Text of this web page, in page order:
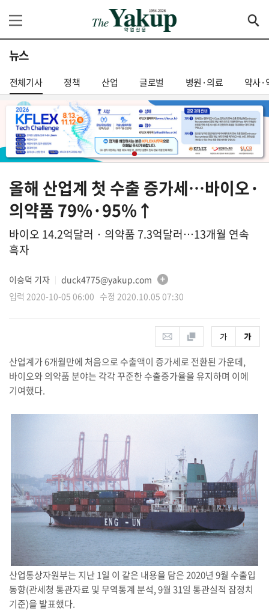
뉴스
전체기사 정책 산업 글로벌 병원·의료 약사·
올해 산업계 첫 수출 증가세…바이오·
의약품 79%·95%↑
바이오 14.2억달러 · 의약품 7.3억달러…13개월 연속
흑자
이승덕 기자
duck4775@yakup.com
입력 2020-10-05 06:00 수정 2020.10.05 07:30
산업계가 6개월만에 처음으로 수출액이 증가세로 전환된 가운데,
바이오와 의약품 분야는 각각 꾸준한 수출증가율을 유지하며 이에
기여했다.
산업통상자원부는 지난 1일 이 같은 내용을 담은 2020년 9월 수출입
동향(관세청 통관자료 및 무역통계 분석, 9월 31일 통관실적 잠정치
기준)을 발표했다.